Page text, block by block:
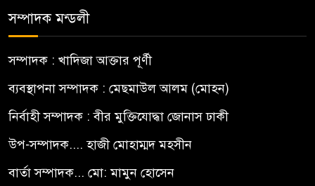
সম্পাদক মন্ডলী
সম্পাদক : খাদিজা আক্তার পূর্ণী
ব্যবস্থাপনা সম্পাদক : মেছমাউল আলম (মোহন)
নির্বাহী সম্পাদক : বীর মুক্তিযোদ্ধা জোনাস ঢাকী
উপ-সম্পাদক.... হাজী মোহাম্মদ মহসীন
বার্তা সম্পাদক... মো: মামুন হোসেন